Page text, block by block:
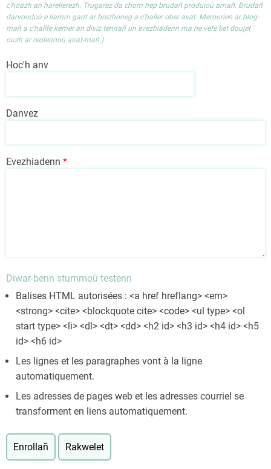
c'hoazh an harellerezh. Trugarez da chom hep brudañ produioù amañ. Brudañ
darvoudoù e liamm gant ar brezhoneg a c'haller ober avat. Merourien ar blog-
mañ a c'hallfe kemer an diviz tennañ un evezhiadenn ma ne vefe ket doujet
ouzh ar reolennoù anat-mañ.)
Hoc'h anv
Danvez
Evezhiadenn
Diwar-benn stummoù testenn
Balises HTML autorisées : <a href hreflang> <em>
<strong> <cite> <blockquote cite> <code> <ul type> <ol
start type> <li> <dl> <dt> <dd> <h2 id> <h3 id> <h4 id> <h5
id> <h6 id>
Les lignes et les paragraphes vont à la ligne
automatiquement.
Les adresses de pages web et les adresses courriel se
transforment en liens automatiquement.